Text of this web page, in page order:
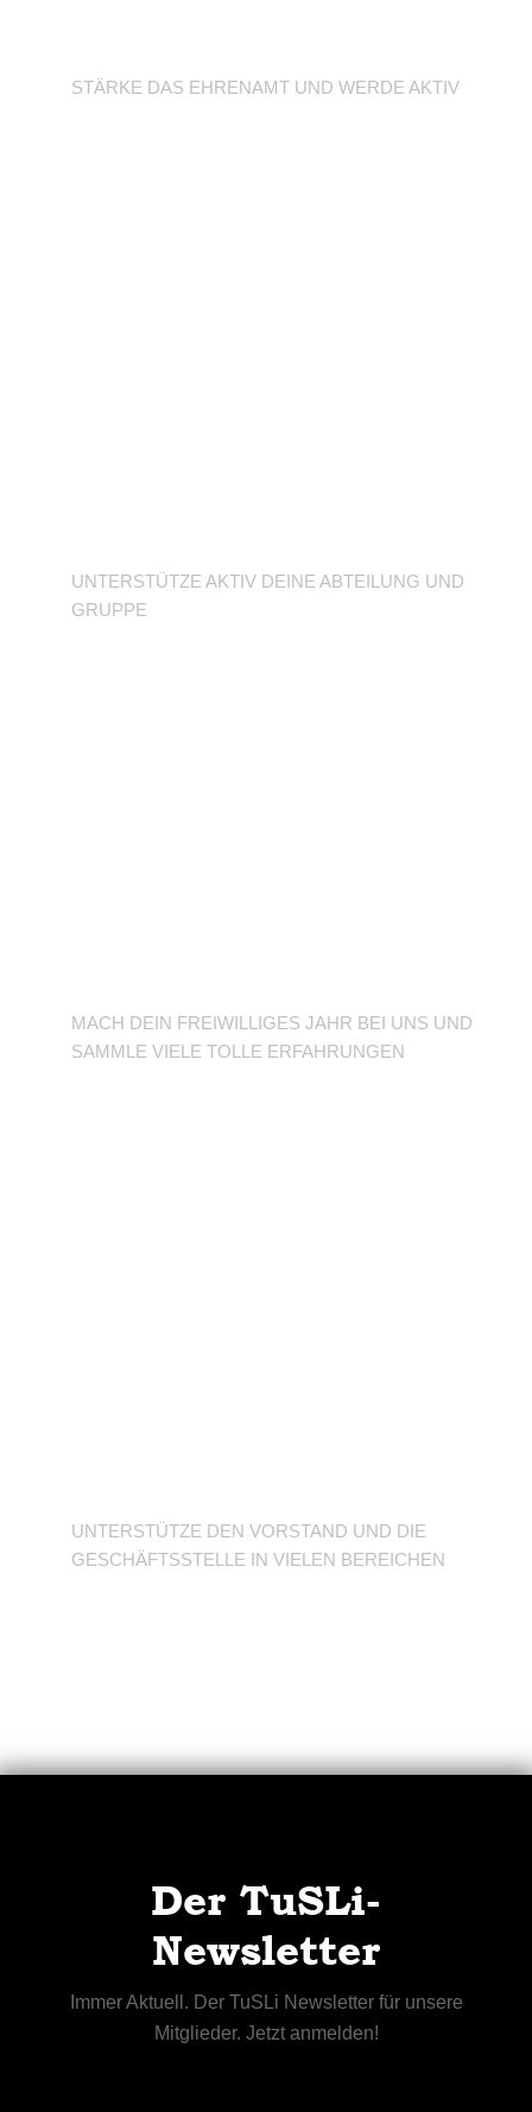
STÄRKE DAS EHRENAMT UND WERDE AKTIV
UNTERSTÜTZE AKTIV DEINE ABTEILUNG UND
GRUPPE
MACH DEIN FREIWILLIGES JAHR BEI UNS UND
SAMMLE VIELE TOLLE ERFAHRUNGEN
UNTERSTÜTZE DEN VORSTAND UND DIE
GESCHÄFTSSTELLE IN VIELEN BEREICHEN
Der TuSLi-
Newsletter
Immer Aktuell. Der TuSLi Newsletter für unsere
Mitglieder. Jetzt anmelden!